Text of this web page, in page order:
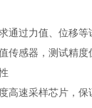
通过力值、位移等
传感器，测试精度
高速采样芯片，